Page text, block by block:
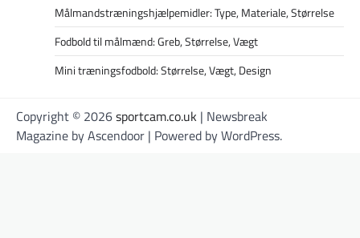
Målmandstræningshjælpemidler: Type, Materiale, Størrelse
Fodbold til målmænd: Greb, Størrelse, Vægt
Mini træningsfodbold: Størrelse, Vægt, Design
Copyright © 2026sportcam.co.uk | Newsbreak
Magazine byAscendoor | Powered byWordPress.